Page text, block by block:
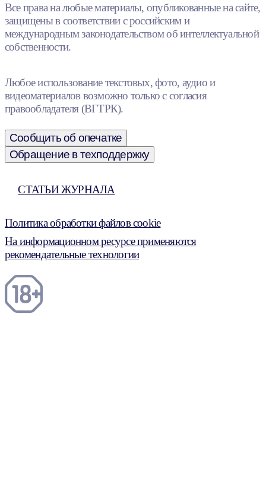
Все права на любые материалы, опубликованные на сайте,
защищены в соответствии с российским и
международным законодательством об интеллектуальной
собственности.
Любое использование текстовых, фото, аудио и
видеоматериалов возможно только с согласия
правообладателя (ВГТРК).
Сообщить об опечатке
Обращение в техподдержку
СТАТЬИ ЖУРНАЛА
Политика обработки файлов cookie
На информационном ресурсе применяются
рекомендательные технологии